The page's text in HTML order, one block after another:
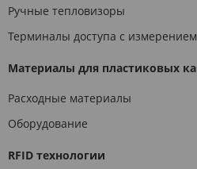
Ручные тепловизоры
Терминалы доступа с
Материалы для пластиковых
Расходные материалы
Оборудование
RFID технологии